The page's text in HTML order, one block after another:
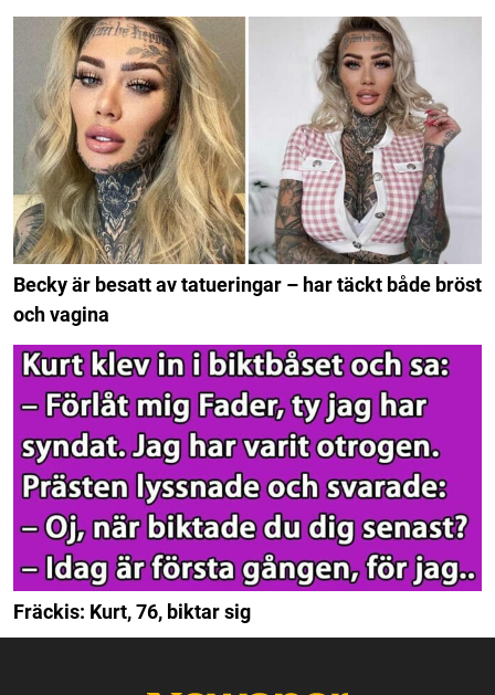
Becky är besatt av tatueringar – har täckt både bröst
och vagina
Fräckis: Kurt, 76, biktar sig